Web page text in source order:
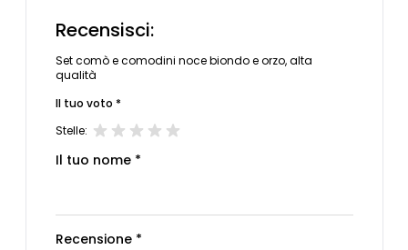
Recensisci:
Set comò e comodini noce biondo e orzo, alta
qualità
Il tuo voto *
Stelle:
Il tuo nome *
Recensione *